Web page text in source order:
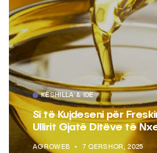
KËSHILLA & IDE
Pse Nuk Duhet të
Aluminit për Ruajtjen e
AGROWEB 7 QERSHOR, 2025